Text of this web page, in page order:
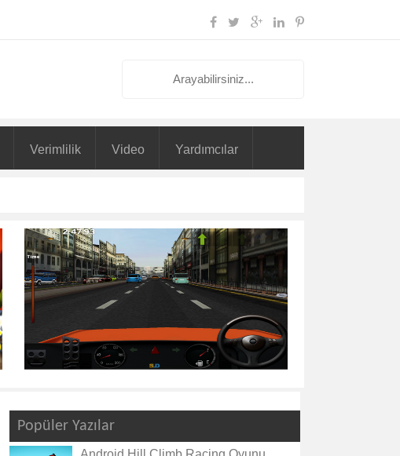
Verimlilik Video Yardımcılar
Popüler Yazılar